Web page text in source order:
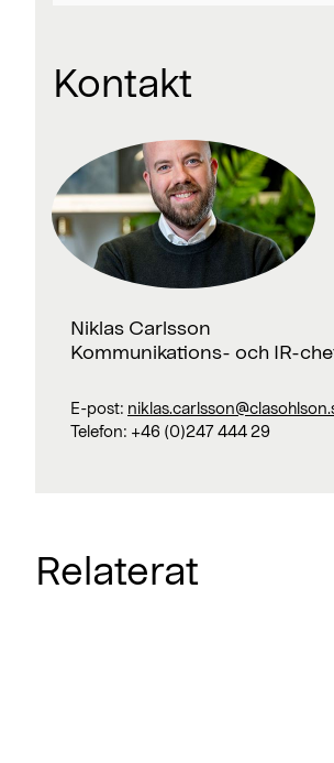
Kontakt
Niklas Carlsson
Kommunikations- och IR-
E-post:
Telefon: +46 (0)247 444 29
Relaterat